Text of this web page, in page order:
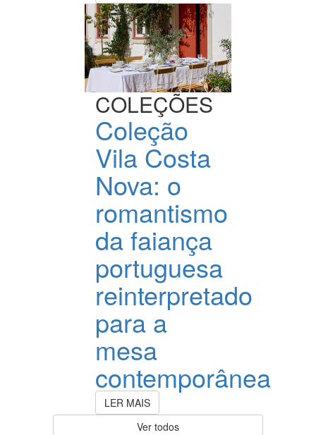
COLEÇÕES
Coleção
Vila Costa
Nova: o
romantismo
da faiança
portuguesa
reinterpretado
para a
mesa
contemporânea
LER MAIS
Ver todos